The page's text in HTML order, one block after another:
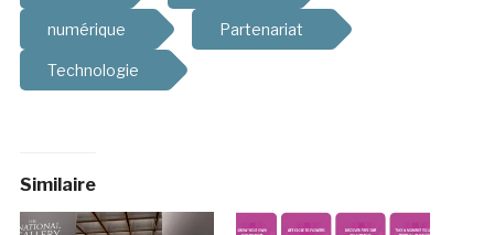
numérique Partenariat
Technologie
Similaire